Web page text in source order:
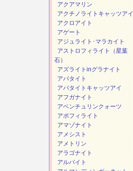
アクアマリン
アクチノライトキャッツアイ
アクロアイト
アゲート
アジュライト･マラカイト
アストロフィライト（星葉
石）
アズライトinグラナイト
アパタイト
アパタイトキャッツアイ
アフガナイト
アベンチュリンクォーツ
アポフィライト
アマゾナイト
アメシスト
アメトリン
アラゴナイト
アルバイト